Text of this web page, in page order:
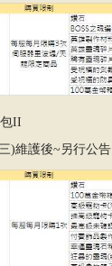
II
)維護後~另行公告